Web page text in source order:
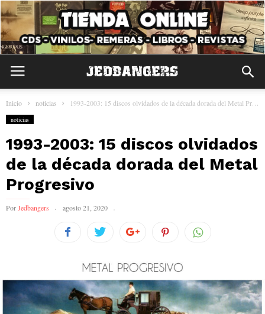
Inicio noticias 1993-2003: 15 discos olvidados de la década dorada del Metal Progresivo
noticias
1993-2003: 15 discos olvidados
de la década dorada del Metal
Progresivo
PorJedbangers agosto 21, 2020